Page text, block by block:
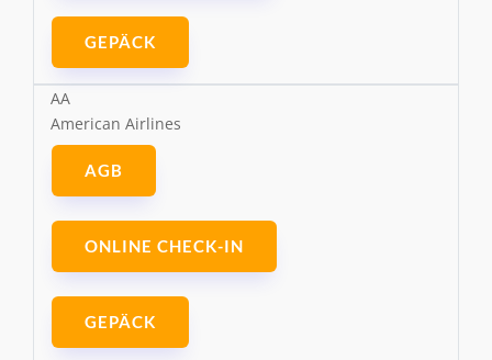
GEPÄCK
AA
American Airlines
AGB
ONLINE CHECK-IN
GEPÄCK